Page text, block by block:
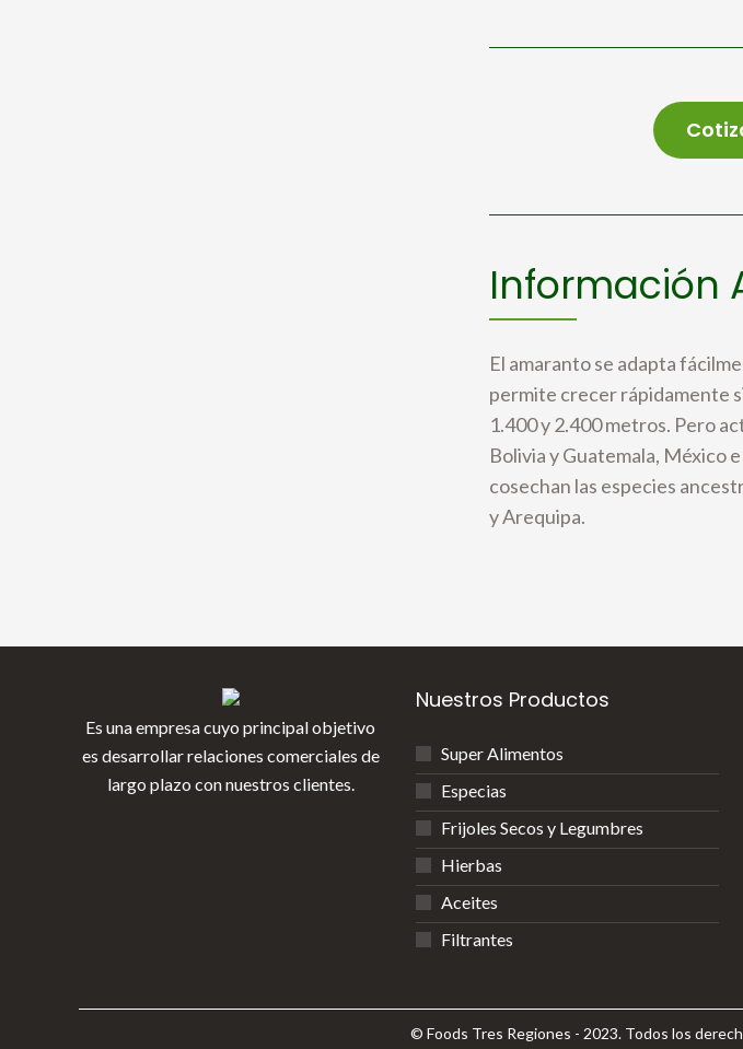
Información
El amaranto se adapta
permite crecer rápidamente
1.400 y 2.400 metros. Pero
Bolivia y Guatemala, México
cosechan las especies
y Arequipa.
Es una empresa cuyo principal objetivo
es desarrollar relaciones comerciales de
largo plazo con nuestros clientes.
Nuestros Productos
Super Alimentos
Especias
Frijoles Secos y Legumbres
Hierbas
Aceites
Filtrantes
© Foods Tres Regiones - 2023. Todos los